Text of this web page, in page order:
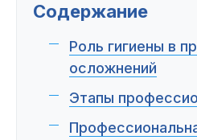
Содержание
Роль гигиены в
осложнений
Этапы